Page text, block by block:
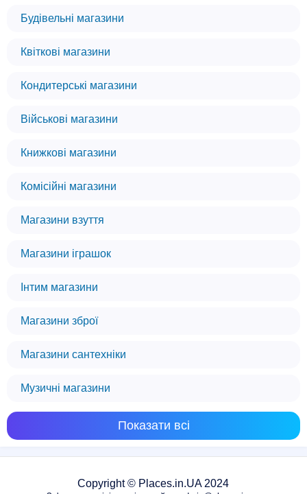
Будівельні магазини
Квіткові магазини
Кондитерські магазини
Військові магазини
Книжкові магазини
Комісійні магазини
Магазини взуття
Магазини іграшок
Інтим магазини
Магазини зброї
Магазини сантехніки
Музичні магазини
Показати всі
Copyright © Places.in.UA 2024